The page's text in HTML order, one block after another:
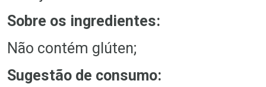
Sobre os ingredientes:
Não contém glúten;
Sugestão de consumo: